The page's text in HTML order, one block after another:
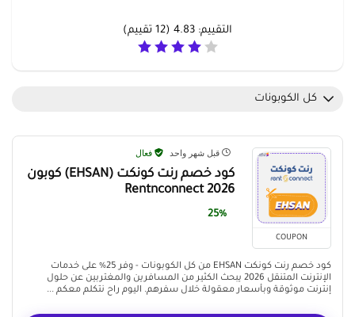
التقييم: 4.83
(
12 تقييم)
كل الكوبونات
COUPON
قبل شهر واحد فعال
كود خصم رنت كونكت (EHSAN) كوبون
Rentnconnect 2026
25%
كود خصم رنت كونكت EHSAN من كل الكوبونات - وفر 25% على خدمات
الإنترنت المتنقل 2026 يبحث الكثير من المسافرين والمغتربين عن حلول
إنترنت موثوقة وبأسعار معقولة خلال سفرهم. اليوم راح نتكلم معكم ...